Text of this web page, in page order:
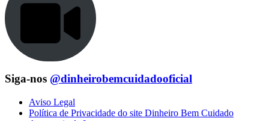
Siga-nos @dinheirobemcuidadooficial
Aviso Legal
Política de Privacidade do site Dinheiro Bem Cuidado